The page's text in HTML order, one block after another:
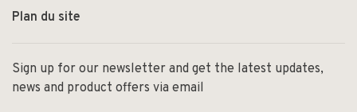
Plan du site
Sign up for our newsletter and get the latest updates,
news and product offers via email